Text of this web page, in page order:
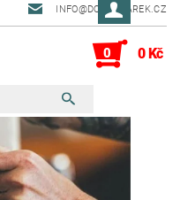
INFO@DOBRYDAREK.CZ
0 0 Kč